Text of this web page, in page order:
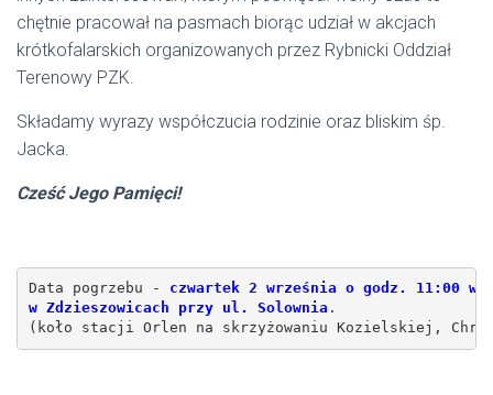
chętnie pracował na pasmach biorąc udział w akcjach
krótkofalarskich organizowanych przez Rybnicki Oddział
Terenowy PZK.
Składamy wyrazy współczucia rodzinie oraz bliskim śp.
Jacka.
Cześć Jego Pamięci!
Data pogrzebu - czwartek 2 września o godz. 11:00
w Zdzieszowicach przy ul. Solownia .
(koło stacji Orlen na skrzyżowaniu Kozielskiej,